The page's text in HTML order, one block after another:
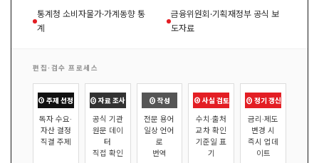
통계청 소비자물가·가계동향 통
계
금융위원회·기획재정부 공식 보
도자료
편집·검수 프로세스
① 주제 선정
독자 수요·
자산 결정
직결 주제
② 자료 조사
공식 기관
원문 데이
터
직접 확인
③ 작성
전문 용어
일상 언어
로
번역
④ 사실 검토
수치·출처
교차 확인
기준일 표
기
⑤ 정기 갱신
금리·제도
변경 시
즉시 업데
이트